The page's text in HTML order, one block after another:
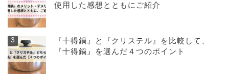
使用した感想とともにご紹介
『十得鍋』と『クリステル』を比較して、
『十得鍋』を選んだ４つのポイント